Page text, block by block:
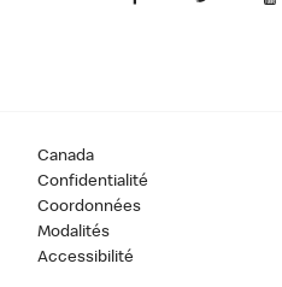
Canada
Confidentialité
Coordonnées
Modalités
Accessibilité